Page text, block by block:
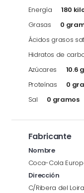
Energía
180
Grasas
0
Ácidos grasos
Hidratos de
Azúcares
10.6
Proteínas
0
Sal
0 gramos
Fabricante
Nombre
Coca-Cola
Dirección
C/Ribera del